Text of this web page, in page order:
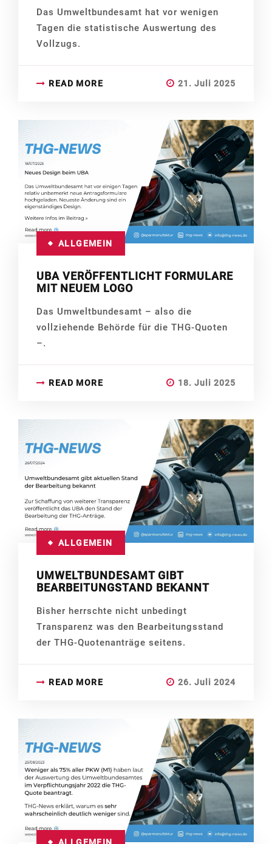
Das Umweltbundesamt hat vor wenigen
Tagen die statistische Auswertung des
Vollzugs.
READ MORE 21. Juli 2025
ALLGEMEIN
UBA VERÖFFENTLICHT FORMULARE
MIT NEUEM LOGO
Das Umweltbundesamt – also die
vollziehende Behörde für die THG-Quoten
–.
READ MORE 18. Juli 2025
ALLGEMEIN
UMWELTBUNDESAMT GIBT
BEARBEITUNGSTAND BEKANNT
Bisher herrschte nicht unbedingt
Transparenz was den Bearbeitungsstand
der THG-Quotenanträge seitens.
READ MORE 26. Juli 2024